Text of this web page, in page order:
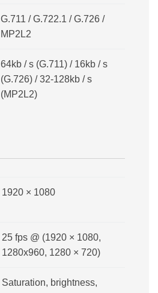
G.711 / G.722.1 / G.726 /
MP2L2
64kb / s (G.711) / 16kb / s
(G.726) / 32-128kb / s
(MP2L2)
1920 × 1080
25 fps @ (1920 × 1080,
1280х960, 1280 × 720)
Saturation, brightness,